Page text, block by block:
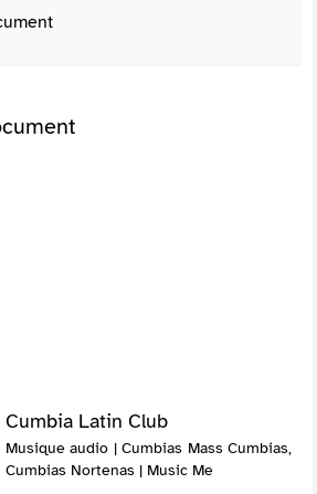
Cumbia Latin Club
Musique audio | Cumbias Mass Cumbias,
Cumbias Nortenas | Music Me